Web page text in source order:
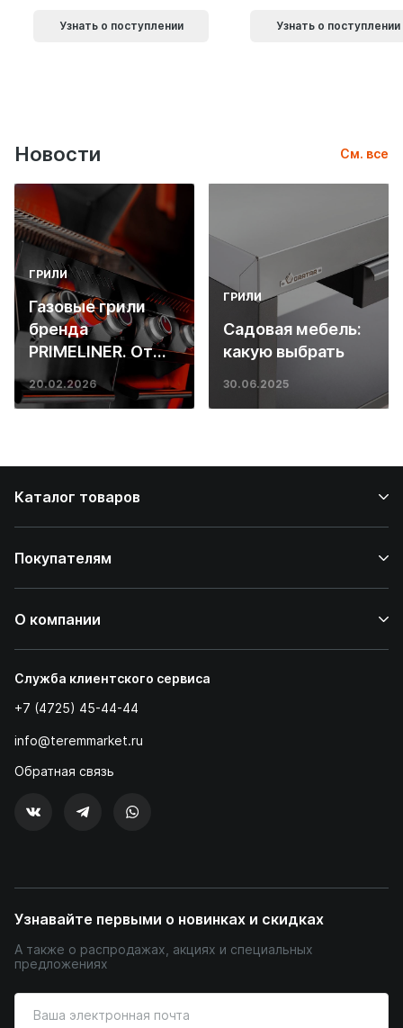
Узнать о поступлении Узнать о поступлении
Новости См. все
ГРИЛИ
Газовые грили
бренда
PRIMELINER. От
основ инженерии
до ресторанных
20.02.2026
ГРИЛИ
Садовая мебель:
какую выбрать
30.06.2025
Каталог товаров
Покупателям
О компании
Служба клиентского сервиса
+7 (4725) 45-44-44
info@teremmarket.ru
Обратная связь
Узнавайте первыми о новинках и скидках
А также о распродажах, акциях и специальных
предложениях
ваш